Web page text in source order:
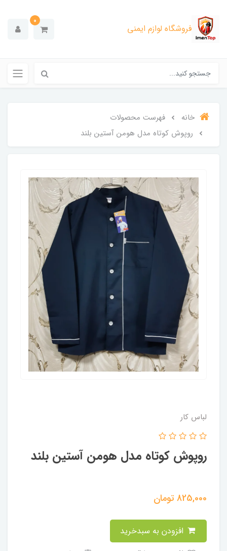
فروشگاه لوازم ایمنی
0
خانه
فهرست محصولات
روپوش کوتاه مدل هومن آستین بلند
لباس کار
روپوش کوتاه مدل هومن آستین بلند
825,000تومان